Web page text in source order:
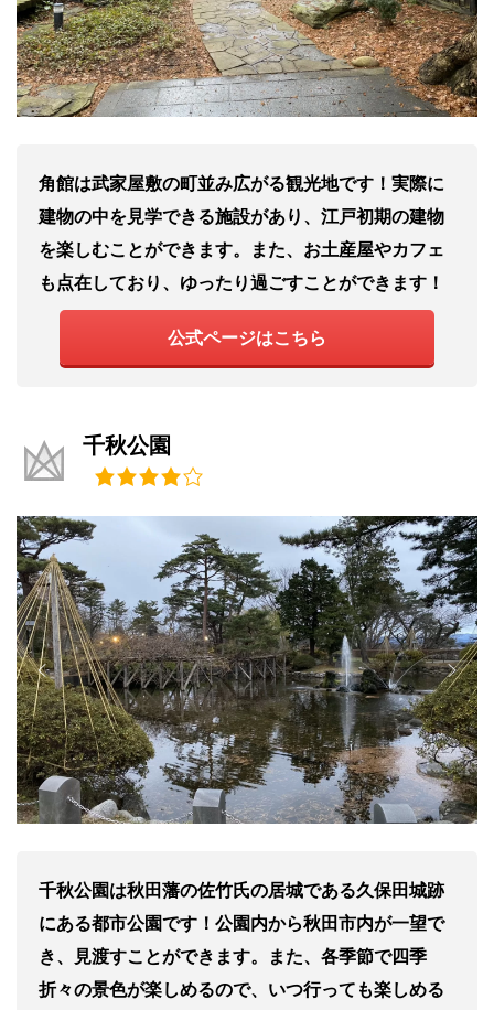
角館は武家屋敷の町並み広がる観光地です！実際に
建物の中を見学できる施設があり、江戸初期の建物
を楽しむことができます。また、お土産屋やカフェ
も点在しており、ゆったり過ごすことができます！
公式ページはこちら
千秋公園
千秋公園は秋田藩の佐竹氏の居城である久保田城跡
にある都市公園です！公園内から秋田市内が一望で
き、見渡すことができます。また、各季節で四季
折々の景色が楽しめるので、いつ行っても楽しめる